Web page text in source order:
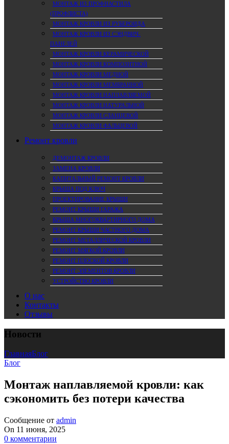
МОНТАЖ ИЗ ПРОФНАСТИЛА
(ПРОФЛИСТА)
МОНТАЖ КРОВЛИ ИЗ РУБЕРОИДА
МОНТАЖ КРОВЛИ ИЗ СЭНДВИЧ-
ПАНЕЛЕЙ
МОНТАЖ КРОВЛИ КЕРАМИЧЕСКОЙ
МОНТАЖ КРОВЛИ КОМПОЗИТНОЙ
МОНТАЖ КРОВЛИ МЕДНОЙ
МОНТАЖ КРОВЛИ МЕМБРАННОЙ
МОНТАЖ КРОВЛИ НАПЛАВЛЯЕМОЙ
МОНТАЖ КРОВЛИ НАТУРАЛЬНОЙ
МОНТАЖ КРОВЛИ СЛАНЦЕВОЙ
МОНТАЖ КРОВЛИ ФАЛЬЦЕВОЙ
Ремонт кровли
ДЕМОНТАЖ КРОВЛИ
ЗАМЕНА КРОВЛИ
КАПИТАЛЬНЫЙ РЕМОНТ КРОВЛИ
КРЫША ПОД КЛЮЧ
ПРОЕКТИРОВАНИЕ КРЫШИ
РЕМОНТ КРЫШИ ГАРАЖА
КРЫША МНОГОКВАРТИРНОГО ДОМА
РЕМОНТ КРЫШИ ЧАСТНОГО ДОМА
РЕМОНТ МЕТАЛЛИЧЕСКОЙ КРОВЛИ
РЕМОНТ МЯГКОЙ КРОВЛИ
РЕМОНТ ПЛОСКОЙ КРОВЛИ
РЕМОНТ ЭЛЕМЕНТОВ КРОВЛИ
УСТРОЙСТВО КРОВЛИ
О нас
Контакты
Отзывы
Новости
ГлавнаяБлог
Блог
Монтаж наплавляемой кровли: как
сэкономить без потери качества
Сообщение от admin
On 11 июня, 2025
0 комментарии